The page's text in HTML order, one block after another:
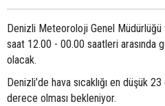
Denizli Meteoroloji Genel
saat 12.00 - 00.00 saatleri arasında
olacak.
Denizli’de hava sıcaklığı en düşük
derece olması bekleniyor.